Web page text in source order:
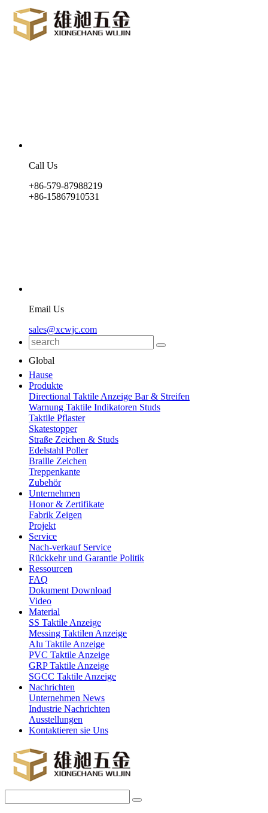
Call Us
+86-579-87988219
+86-15867910531
Email Us
sales@xcwjc.com
Global
Hause
Produkte
Directional Taktile Anzeige Bar & Streifen
Warnung Taktile Indikatoren Studs
Taktile Pflaster
Skatestopper
Straße Zeichen & Studs
Edelstahl Poller
Braille Zeichen
Treppenkante
Zubehör
Unternehmen
Honor & Zertifikate
Fabrik Zeigen
Projekt
Service
Nach-verkauf Service
Rückkehr und Garantie Politik
Ressourcen
FAQ
Dokument Download
Video
Material
SS Taktile Anzeige
Messing Taktilen Anzeige
Alu Taktile Anzeige
PVC Taktile Anzeige
GRP Taktile Anzeige
SGCC Taktile Anzeige
Nachrichten
Unternehmen News
Industrie Nachrichten
Ausstellungen
Kontaktieren sie Uns